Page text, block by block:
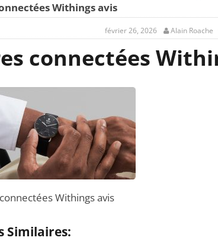
Withings avis
février 26, 2026 Alain Roache
connectées
Withings avis
Similaires: